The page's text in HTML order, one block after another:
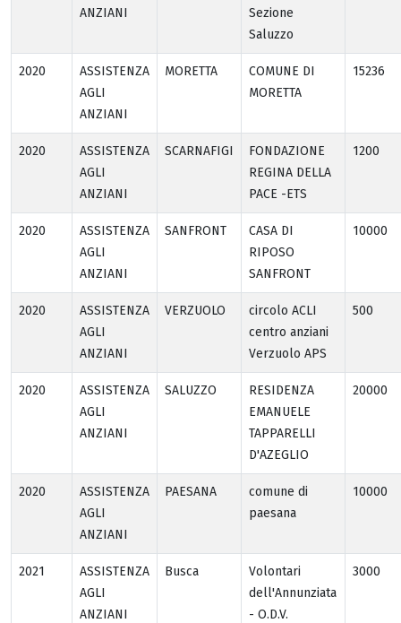
ANZIANI
Sezione
Saluzzo
2020
ASSISTENZA
AGLI
ANZIANI
MORETTA
COMUNE DI
MORETTA
15236
2020
ASSISTENZA
AGLI
ANZIANI
SCARNAFIGI
FONDAZIONE
REGINA DELLA
PACE -ETS
1200
2020
ASSISTENZA
AGLI
ANZIANI
SANFRONT
CASA DI
RIPOSO
SANFRONT
10000
2020
ASSISTENZA
AGLI
ANZIANI
VERZUOLO
circolo ACLI
centro anziani
Verzuolo APS
500
2020
ASSISTENZA
AGLI
ANZIANI
SALUZZO
RESIDENZA
EMANUELE
TAPPARELLI
D'AZEGLIO
20000
2020
ASSISTENZA
AGLI
ANZIANI
PAESANA
comune di
paesana
10000
2021
ASSISTENZA
AGLI
ANZIANI
Busca
Volontari
dell'Annunziata
- O.D.V.
3000